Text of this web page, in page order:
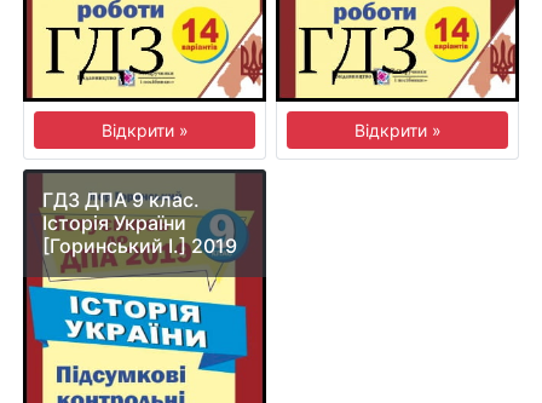
Відкрити » Відкрити »
ГДЗ ДПА 9 клас.
Історія України
[Горинський І.] 2019